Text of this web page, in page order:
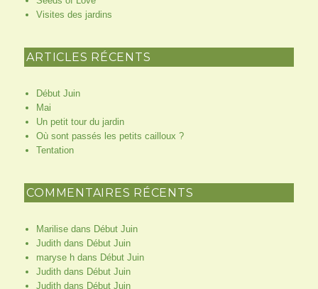
Visites des jardins
ARTICLES RÉCENTS
Début Juin
Mai
Un petit tour du jardin
Où sont passés les petits cailloux ?
Tentation
COMMENTAIRES RÉCENTS
Marilisedans Début Juin
Judithdans Début Juin
maryse hdans Début Juin
Judithdans Début Juin
Judithdans Début Juin